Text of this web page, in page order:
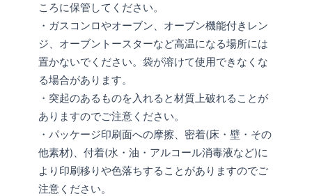
ころに保管してください。
・ガスコンロやオーブン、オーブン機能付きレン
ジ、オーブントースターなど高温になる場所には
置かないでください。袋が溶けて使用できなくな
る場合があります。
・突起のあるものを入れると材質上破れることが
ありますのでご注意ください。
・パッケージ印刷面への摩擦、密着(床・壁・その
他素材)、付着(水・油・アルコール消毒液など)に
より印刷移りや色落ちすることがありますのでご
注意ください。